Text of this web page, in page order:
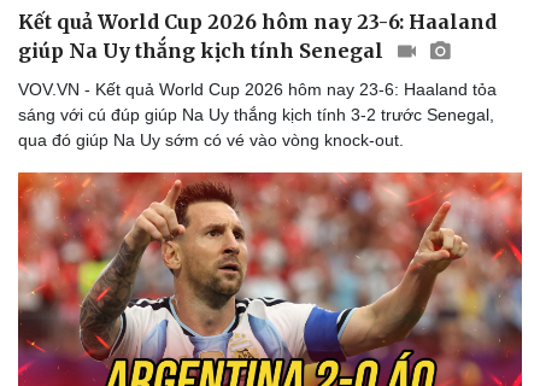
Kết quả World Cup 2026 hôm nay 23-6: Haaland
giúp Na Uy thắng kịch tính Senegal
VOV.VN - Kết quả World Cup 2026 hôm nay 23-6: Haaland tỏa
sáng với cú đúp giúp Na Uy thắng kịch tính 3-2 trước Senegal,
qua đó giúp Na Uy sớm có vé vào vòng knock-out.